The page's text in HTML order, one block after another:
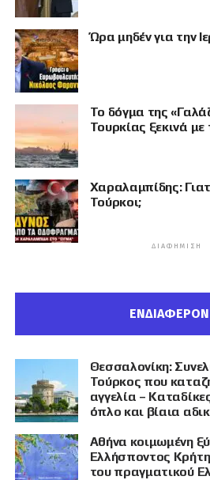
Ώρα μηδέν για την
Το δόγμα της
Τουρκίας ξεκινά
Χαραλαμπίδης:
Τούρκοι;
ΔΙΑΦΉΜΙΣΗ
Θεσσαλονίκη:
Τούρκος που
αγγελία –
όπλο και βίαια
Αθήνα κοιμωμένη
Ελλήσποντος
του πραγματικού